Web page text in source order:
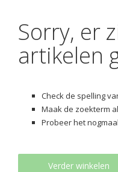
Sorry, er
artikelen
Check de spelling
Maak de zoekterm
Probeer het
Verder winkelen